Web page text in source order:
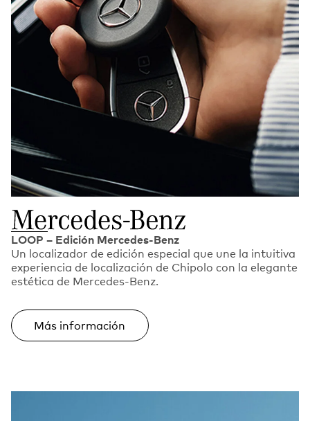
LOOP – Edición Mercedes-Benz
Un localizador de edición especial que une la intuitiva
experiencia de localización de Chipolo con la elegante
estética de Mercedes-Benz.
Más información